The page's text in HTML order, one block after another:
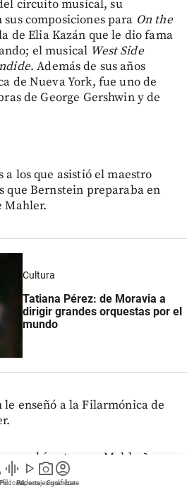
graphic_eq
Pódcast
play_arrow
Videos
photo_camera
Reportajes gráficos
account_circle
Suscríbete
circuito musical, su
composiciones para On the
de Elia Kazán que le dio fama
el musical West Side
. Además de sus años
de Nueva York, fue uno de
de George Gershwin y de
a los que asistió el maestro
que Bernstein preparaba en
Mahler.
Cultura
Tatiana Pérez: de Moravia a
dirigir grandes orquestas por el
mundo
enseñó a la Filarmónica de
no sabían tocar a Mahler?